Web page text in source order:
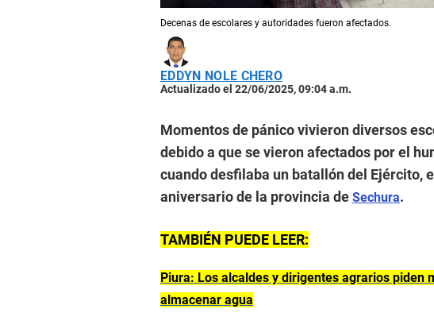
Decenas de escolares y autoridades fueron afectados.
EDDYN NOLE CHERO
Actualizado el 22/06/2025, 09:04 a.m.
Momentos de pánico vivieron diversos
debido a que se vieron afectados por el
cuando desfilaba un batallón del Ejército,
aniversario de la provincia de Sechura.
TAMBIÉN PUEDE LEER:
Piura: Los alcaldes y dirigentes agrarios piden
almacenar agua